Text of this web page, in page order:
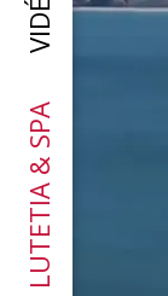
VIDÉO